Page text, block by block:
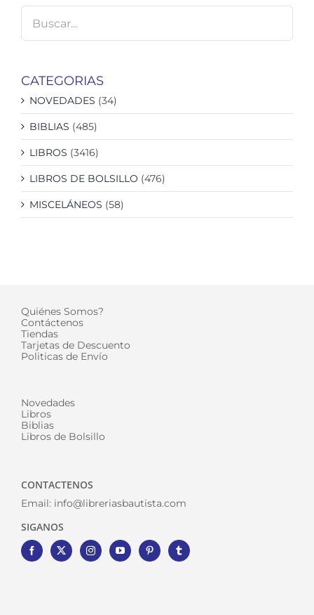
CATEGORIAS
NOVEDADES (34)
BIBLIAS (485)
LIBROS (3416)
LIBROS DE BOLSILLO (476)
MISCELÁNEOS (58)
Quiénes Somos?
Contáctenos
Tiendas
Tarjetas de Descuento
Politicas de Envío
Novedades
Libros
Biblias
Libros de Bolsillo
CONTACTENOS
Email: info@libreriasbautista.com
SIGANOS